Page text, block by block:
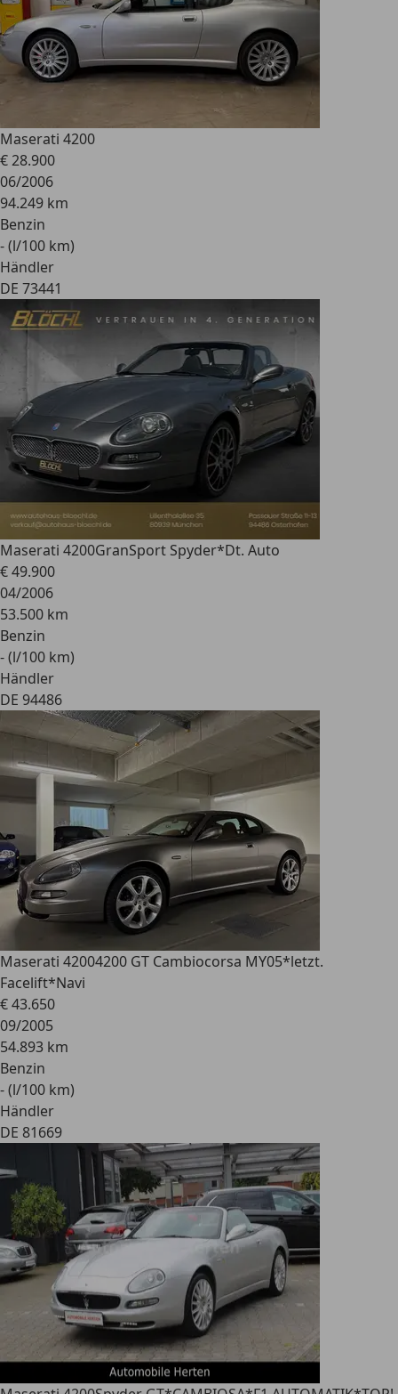
Maserati 4200
€ 28.900
06/2006
94.249 km
Benzin
- (l/100 km)
Händler
DE 73441
Maserati 4200GranSport Spyder*Dt. Auto
€ 49.900
04/2006
53.500 km
Benzin
- (l/100 km)
Händler
DE 94486
Maserati 42004200 GT Cambiocorsa MY05*letzt.
Facelift*Navi
€ 43.650
09/2005
54.893 km
Benzin
- (l/100 km)
Händler
DE 81669